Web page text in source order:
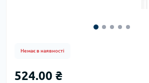
Немає в наявності
524.00 ₴